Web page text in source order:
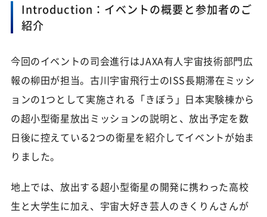
Introduction：イベントの概要と参加者のご
紹介
今回のイベントの司会進行はJAXA有人宇宙技術部門広
報の柳田が担当。古川宇宙飛行士のISS長期滞在ミッシ
ョンの1つとして実施される「きぼう」日本実験棟から
の超小型衛星放出ミッションの説明と、放出予定を数
日後に控えている2つの衛星を紹介してイベントが始ま
りました。
地上では、放出する超小型衛星の開発に携わった高校
生と大学生に加え、宇宙大好き芸人のきくりんさんが